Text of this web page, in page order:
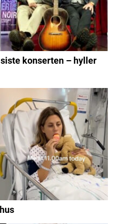
konserten – hyller